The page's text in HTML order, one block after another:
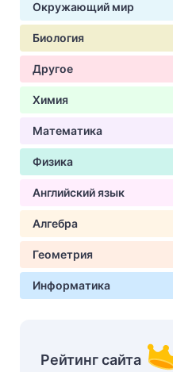
Окружающий мир
Биология
Другое
Химия
Математика
Физика
Английский язык
Алгебра
Геометрия
Информатика
Рейтинг сайта